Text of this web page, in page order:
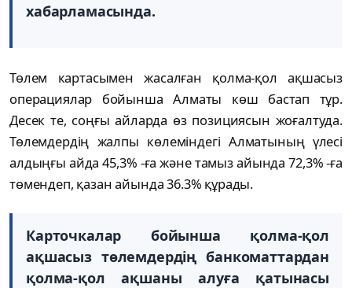
хабарламасында.
Төлем картасымен жасалған қолма-қол ақшасыз
операциялар бойынша Алматы көш бастап тұр.
Десек те, соңғы айларда өз позициясын жоғалтуда.
Төлемдердің жалпы көлеміндегі Алматының үлесі
алдыңғы айда 45,3% -ға және тамыз айында 72,3% -ға
төмендеп, қазан айында 36.3% құрады.
Карточкалар бойынша қолма-қол
ақшасыз төлемдердің банкоматтардан
қолма-қол ақшаны алуға қатынасы